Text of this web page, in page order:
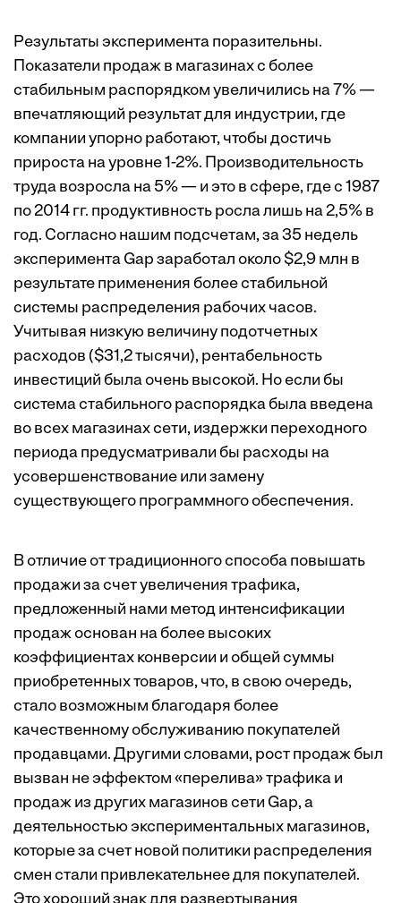
Результаты эксперимента поразительны.
Показатели продаж в магазинах с более
стабильным распорядком увеличились на 7% —
впечатляющий результат для индустрии, где
компании упорно работают, чтобы достичь
прироста на уровне 1-2%. Производительность
труда возросла на 5% — и это в сфере, где с 1987
по 2014 гг. продуктивность росла лишь на2,5% в
год. Согласно нашим подсчетам, за 35 недель
эксперимента Gap заработал около $2,9 млн в
результате применения более стабильной
системы распределения рабочих часов.
Учитывая низкую величину подотчетных
расходов ($31,2 тысячи), рентабельность
инвестиций была очень высокой. Но если бы
система стабильного распорядка была введена
во всех магазинах сети, издержки переходного
периода предусматривали бы расходы на
усовершенствование или замену
существующего программного обеспечения.
В отличие от традиционного способа повышать
продажи за счет увеличения трафика,
предложенный нами метод интенсификации
продаж основан на более высоких
коэффициентах конверсии и общей суммы
приобретенных товаров, что, в свою очередь,
стало возможным благодаря более
качественному обслуживанию покупателей
продавцами. Другими словами, рост продаж был
вызван не эффектом «перелива» трафика и
продаж из других магазинов сети Gap, а
деятельностью экспериментальных магазинов,
которые за счет новой политики распределения
смен стали привлекательнее для покупателей.